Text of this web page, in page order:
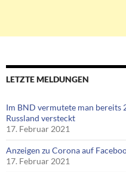
LETZTE MELDUNGEN
Im BND vermutete man bereits
Russland versteckt
17. Februar 2021
Anzeigen zu Corona auf
17. Februar 2021